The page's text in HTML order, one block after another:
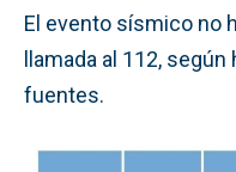
El evento sísmico no
llamada al 112,
fuentes.